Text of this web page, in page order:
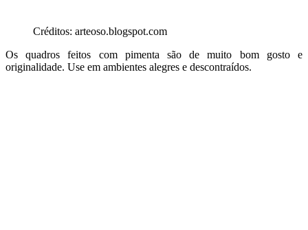
Créditos: arteoso.blogspot.com
Os quadros feitos com pimenta são de muito bom gosto e
originalidade. Use em ambientes alegres e descontraídos.